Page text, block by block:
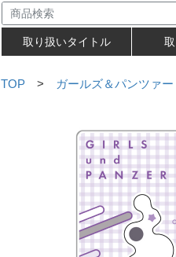
取り扱いタイトル
TOP > ガールズ＆パンツァ